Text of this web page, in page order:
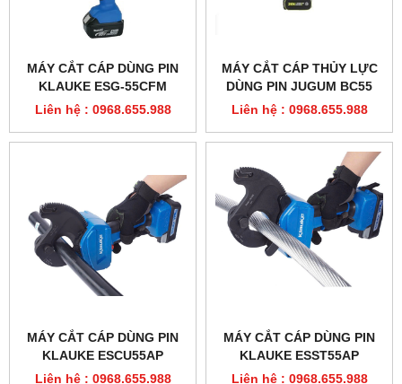
ĐÁNH GIÁ SẢN PHẨM
Bình chọn sản phẩm:
SẢN PHẨM CÙNG LOẠI
MÁY CẮT CÁP DÙNG PIN
KLAUKE ESG-55CFM
Liên hệ : 0968.655.988
MÁY CẮT CÁP THỦY LỰC
DÙNG PIN JUGUM BC55
Liên hệ : 0968.655.988